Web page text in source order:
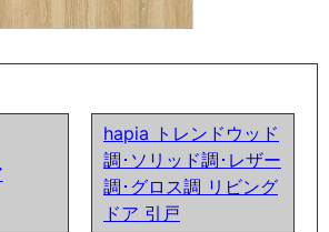
hapia トレンドウッド
調･ソリッド調･レザー
調･グロス調 リビング
ドア 引戸